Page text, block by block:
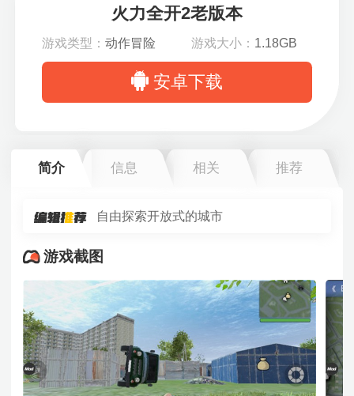
火力全开2老版本
游戏类型： 动作冒险 游戏大小： 1.18GB
安卓下载
简介 信息 相关 推荐
自由探索开放式的城市
游戏截图